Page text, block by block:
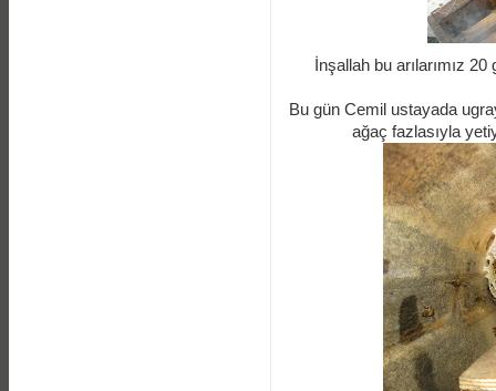
İnşallah bu arılarımız
Bu gün Cemil ustayada
ağaç fazlasıyla